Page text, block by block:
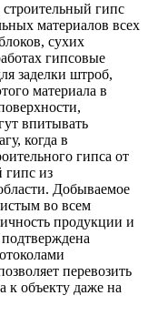
гипс
материалов всех
сухих
гипсовые
заделки штроб,
материала в
впитывать
когда в
гипса от
из
Добываемое
во всем
продукции и
подтверждена
перевозить
к объекту даже на